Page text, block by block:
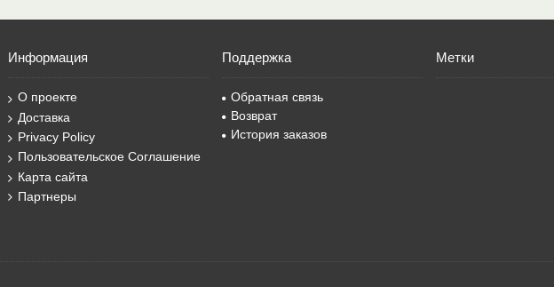
Информация
О проекте
Доставка
Privacy Policy
Пользовательское Соглашение
Карта сайта
Партнеры
Поддержка
Обратная связь
Возврат
История заказов
Метки